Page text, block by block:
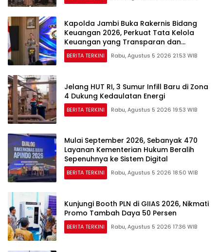
Kapolda Jambi Buka Rakernis Bidang
Keuangan 2026, Perkuat Tata Kelola
Keuangan yang Transparan dan
Akuntabel
BERITA TERKINI Rabu, Agustus 5 2026 21:53 WIB
Jelang HUT RI, 3 Sumur Infill Baru di Zona
4 Dukung Kedaulatan Energi
BERITA TERKINI Rabu, Agustus 5 2026 19:53 WIB
Mulai September 2026, Sebanyak 470
Layanan Kementerian Hukum Beralih
Sepenuhnya ke Sistem Digital
BERITA TERKINI Rabu, Agustus 5 2026 18:50 WIB
Kunjungi Booth PLN di GIIAS 2026, Nikmati
Promo Tambah Daya 50 Persen
BERITA TERKINI Rabu, Agustus 5 2026 17:36 WIB